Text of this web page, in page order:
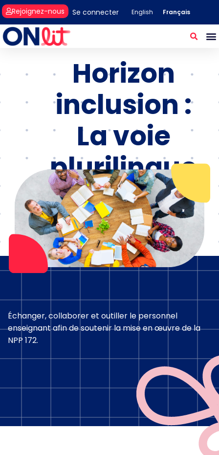
Se connecter
Rejoignez-nous English Français
Horizon
inclusion :
La voie
plurilingue
Échanger, collaborer et outiller le personnel
enseignant afin de soutenir la mise en œuvre de la
NPP 172.